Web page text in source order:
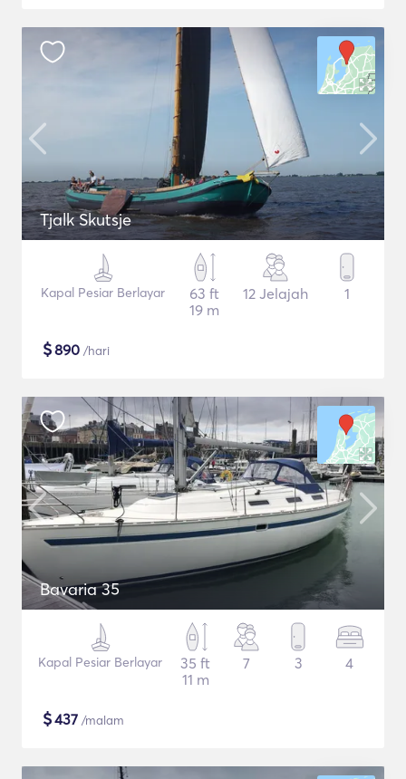
Tjalk Skutsje
Kapal Pesiar Berlayar
63 ft
19 m
12 Jelajah 1
$890 /hari
Bavaria 35
Kapal Pesiar Berlayar
35 ft
11 m
7 3 4
$437 /malam